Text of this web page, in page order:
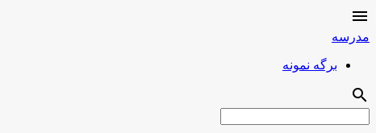

مدرسه
برگه نمونه
search